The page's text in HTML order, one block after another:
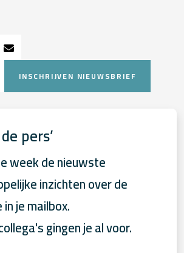
INSCHRIJVEN NIEUWSBRIEF
pers’
week de nieuwste
inzichten over de
je mailbox.
gingen je al voor.